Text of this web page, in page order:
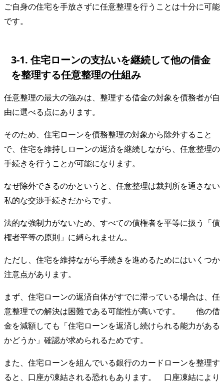
ご自身の住宅を手放さずに任意整理を行うことは十分に可能
です。
3-1. 住宅ローンの支払いを継続して他の借金
を整理する任意整理の仕組み
任意整理の最大の強みは、整理する借金の対象を債務者が自
由に選べる点にあります。
そのため、住宅ローンを債務整理の対象から除外すること
で、住宅を維持しローンの返済を継続しながら、任意整理の
手続きを行うことが可能になります。
なぜ除外できるのかというと、任意整理は裁判所を通さない
私的な交渉手続きだからです。
法的な強制力がないため、すべての債権者を平等に扱う「債
権者平等の原則」に縛られません。
ただし、住宅を維持ながら手続きを進めるためにはいくつか
注意点があります。
まず、住宅ローンの返済自体がすでに滞っている場合は、任
意整理での解決は困難である可能性が高いです。 他の借
金を減額しても「住宅ローンを返済し続けられる能力がある
かどうか」確認が求められるためです。
また、住宅ローンを組んでいる銀行のカードローンを整理す
ると、口座が凍結される恐れもあります。 口座凍結により